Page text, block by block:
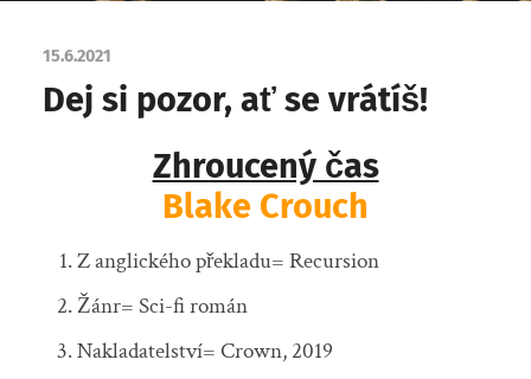
15.6.2021
Dej si pozor, ať se vrátíš!
Zhroucený čas
Blake Crouch
Z anglického překladu= Recursion
Žánr= Sci-fi román
Nakladatelství= Crown, 2019